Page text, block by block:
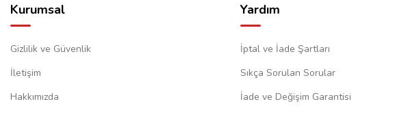
Kurumsal
Gizlilik ve Güvenlik
İletişim
Hakkımızda
Yardım
İptal ve İade Şartları
Sıkça Sorulan Sorular
İade ve Değişim Garantisi